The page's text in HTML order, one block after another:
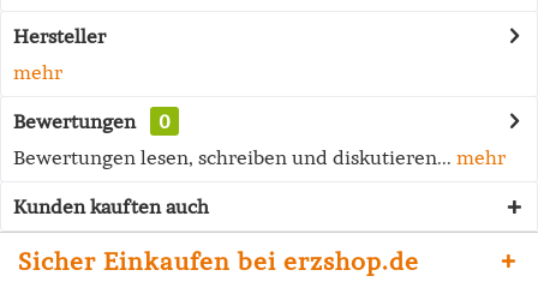
Hersteller
mehr
Bewertungen
0
Bewertungen lesen, schreiben und diskutieren... mehr
Kunden kauften auch
Sicher Einkaufen bei erzshop.de